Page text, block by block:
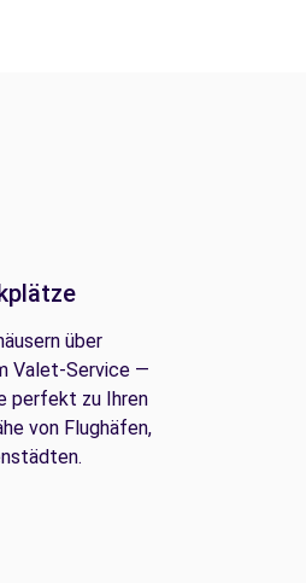
über
Valet-Service —
perfekt zu Ihren
von Flughäfen,